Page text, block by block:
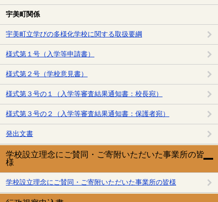
宇美町関係
宇美町立学びの多様化学校に関する取扱要綱
様式第１号（入学等申請書）
様式第２号（学校意見書）
様式第３号の１（入学等審査結果通知書：校長宛）
様式第３号の２（入学等審査結果通知書：保護者宛）
発出文書
学校設立理念にご賛同・ご寄附いただいた事業所の皆
様
学校設立理念にご賛同・ご寄附いただいた事業所の皆様